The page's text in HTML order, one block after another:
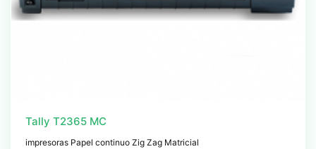
Tally T2365 MC
impresoras Papel continuo Zig Zag Matricial